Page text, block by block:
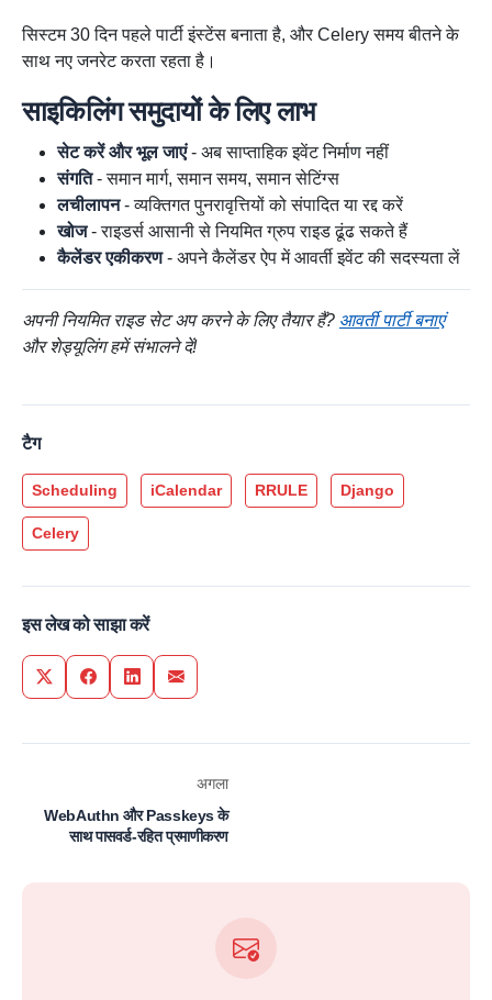
सिस्टम 30 दिन पहले पार्टी इंस्टेंस बनाता है, और Celery समय बीतने के
साथ नए जनरेट करता रहता है।
साइकिलिंग समुदायों के लिए लाभ
सेट करें और भूल जाएं- अब साप्ताहिक इवेंट निर्माण नहीं
संगति- समान मार्ग, समान समय, समान सेटिंग्स
लचीलापन- व्यक्तिगत पुनरावृत्तियों को संपादित या रद्द करें
खोज- राइडर्स आसानी से नियमित ग्रुप राइड ढूंढ सकते हैं
कैलेंडर एकीकरण- अपने कैलेंडर ऐप में आवर्ती इवेंट की सदस्यता लें
अपनी नियमित राइड सेट अप करने के लिए तैयार हैं? आवर्ती पार्टी बनाएं
और शेड्यूलिंग हमें संभालने दें!
टैग
Scheduling iCalendar RRULE Django
Celery
इस लेख को साझा करें
Share on Twitter
Share on Facebook
Share on LinkedIn
Share via Email
अगला
WebAuthn और Passkeys के
साथ पासवर्ड-रहित प्रमाणीकरण